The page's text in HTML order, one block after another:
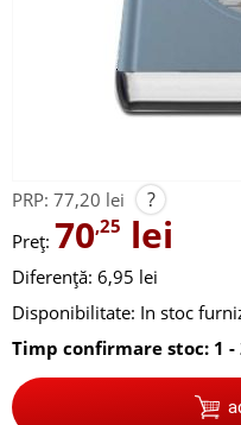
PRP: 77,20 lei ?
Preț: 70,25 lei
Diferență: 6,95 lei
Disponibilitate: In stoc
Timp confirmare stoc: 1